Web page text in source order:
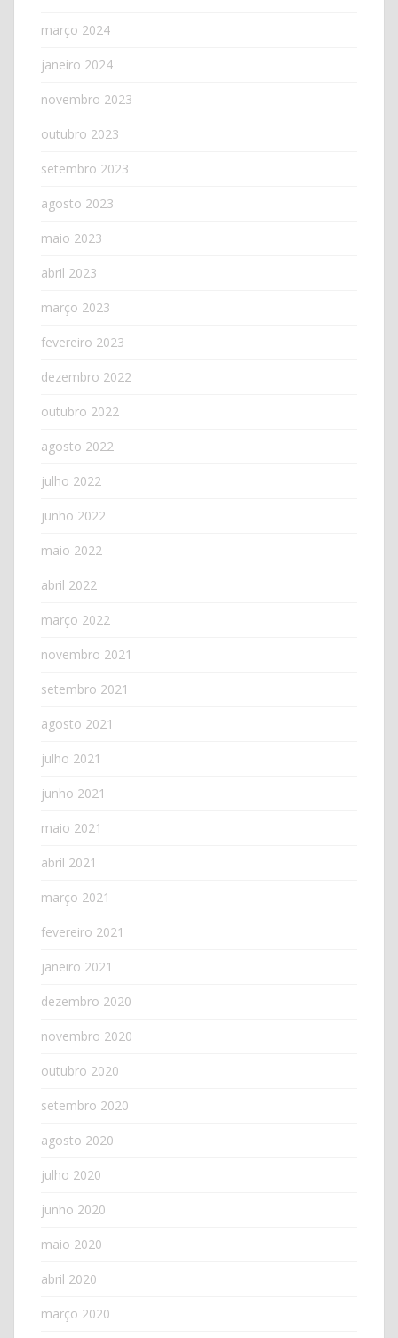
março 2024
janeiro 2024
novembro 2023
outubro 2023
setembro 2023
agosto 2023
maio 2023
abril 2023
março 2023
fevereiro 2023
dezembro 2022
outubro 2022
agosto 2022
julho 2022
junho 2022
maio 2022
abril 2022
março 2022
novembro 2021
setembro 2021
agosto 2021
julho 2021
junho 2021
maio 2021
abril 2021
março 2021
fevereiro 2021
janeiro 2021
dezembro 2020
novembro 2020
outubro 2020
setembro 2020
agosto 2020
julho 2020
junho 2020
maio 2020
abril 2020
março 2020